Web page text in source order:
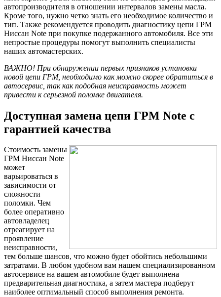
автопроизводителя в отношении интервалов замены масла.
Кроме того, нужно четко знать его необходимое количество и
тип. Также рекомендуется проводить диагностику цепи ГРМ
Ниссан Note при покупке подержанного автомобиля. Все эти
непростые процедуры помогут выполнить специалисты
наших автомастерских.
ВАЖНО! При обнаружении первых признаков установки
новой цепи ГРМ, необходимо как можно скорее обратиться в
автосервис, так как подобная неисправность может
привести к серьезной поломке двигателя.
Доступная замена цепи ГРМ Note с
гарантией качества
Стоимость замены
ГРМ Ниссан Note
может
варьироваться в
зависимости от
сложности
поломки. Чем
более оперативно
автовладелец
отреагирует на
проявление
неисправности,
тем больше шансов, что можно будет обойтись небольшими
затратами. В любом удобном вам нашем специализированном
автосервисе на вашем автомобиле будет выполнена
предварительная диагностика, а затем мастера подберут
наиболее оптимальный способ выполнения ремонта.